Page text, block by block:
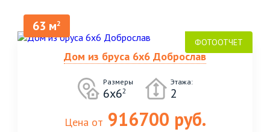
63 м2
Дом из бруса 6х6 Доброслав
Размеры
6х62
Этажа:
2
Цена от 916700 руб.